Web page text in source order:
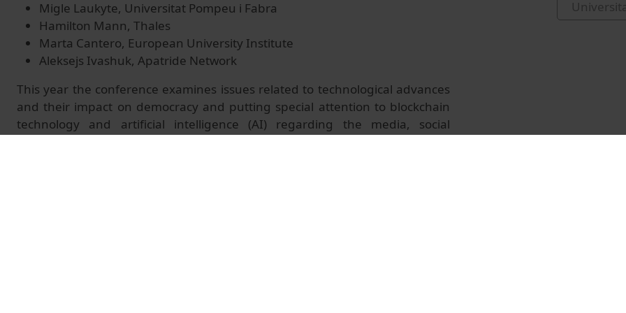
Migle Laukyte, Universitat Pompeu i Fabra
Hamilton Mann, Thales
Marta Cantero, European University Institute
Aleksejs Ivashuk, Apatride Network
This year the conference examines issues related to technological advances
and their impact on democracy and putting special attention to blockchain
technology and artificial intelligence (AI) regarding the media, social